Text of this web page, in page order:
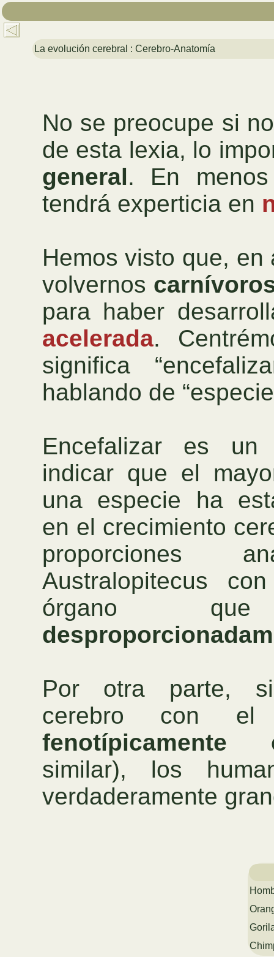
La evolución cerebral : Cerebro-Anatomía
No se preocupe si
de esta lexia, lo
general. En
tendrá experticia en
Hemos visto que,
volvernos
para haber
acelerada.
significa
hablando de
Encefalizar es un
indicar que el
una especie ha
en el crecimiento
proporciones
Australopitecus
órgano
Por otra parte, si
cerebro con el
fenotípicamente
similar), los
verdaderamente